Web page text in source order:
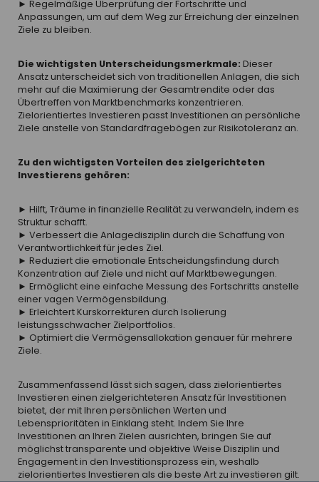
► Regelmäßige Überprüfung der Fortschritte und
Anpassungen, um auf dem Weg zur Erreichung der einzelnen
Ziele zu bleiben.
Die wichtigsten Unterscheidungsmerkmale: Dieser
Ansatz unterscheidet sich von traditionellen Anlagen, die sich
mehr auf die Maximierung der Gesamtrendite oder das
Übertreffen von Marktbenchmarks konzentrieren.
Zielorientiertes Investieren passt Investitionen an persönliche
Ziele anstelle von Standardfragebögen zur Risikotoleranz an.
Zu den wichtigsten Vorteilen des zielgerichteten
Investierens gehören:
► Hilft, Träume in finanzielle Realität zu verwandeln, indem es
Struktur schafft.
► Verbessert die Anlagedisziplin durch die Schaffung von
Verantwortlichkeit für jedes Ziel.
► Reduziert die emotionale Entscheidungsfindung durch
Konzentration auf Ziele und nicht auf Marktbewegungen.
► Ermöglicht eine einfache Messung des Fortschritts anstelle
einer vagen Vermögensbildung.
► Erleichtert Kurskorrekturen durch Isolierung
leistungsschwacher Zielportfolios.
► Optimiert die Vermögensallokation genauer für mehrere
Ziele.
Zusammenfassend lässt sich sagen, dass zielorientiertes
Investieren einen zielgerichteteren Ansatz für Investitionen
bietet, der mit Ihren persönlichen Werten und
Lebensprioritäten in Einklang steht. Indem Sie Ihre
Investitionen an Ihren Zielen ausrichten, bringen Sie auf
möglichst transparente und objektive Weise Disziplin und
Engagement in den Investitionsprozess ein, weshalb
zielorientiertes Investieren als die beste Art zu investieren gilt.